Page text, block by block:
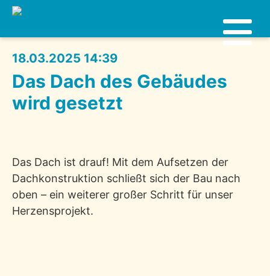
18.03.2025 14:39
Das Dach des Gebäudes
wird gesetzt
Das Dach ist drauf! Mit dem Aufsetzen der
Dachkonstruktion schließt sich der Bau nach
oben – ein weiterer großer Schritt für unser
Herzensprojekt.